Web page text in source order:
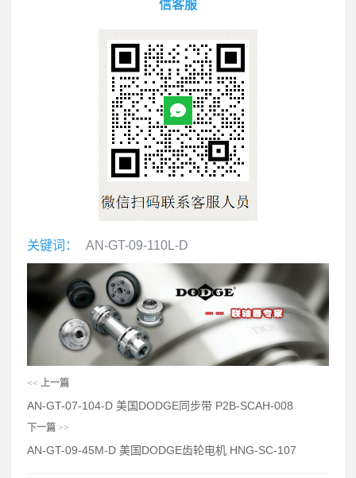
信客服
关键词： AN-GT-09-110L-D
<< 上一篇
AN-GT-07-104-D 美国DODGE同步带 P2B-SCAH-008
下一篇 >>
AN-GT-09-45M-D 美国DODGE齿轮电机 HNG-SC-107